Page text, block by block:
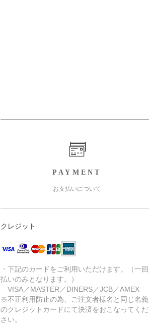
PAYMENT
お支払いについて
クレジット
・下記のカードをご利用いただけます。（一回
払いのみとなります。）
VISA／MASTER／DINERS／JCB／AMEX
※不正利用防止の為、ご注文者様名と同じ名義
のクレジットカードにて決済をおこなってくだ
さい。